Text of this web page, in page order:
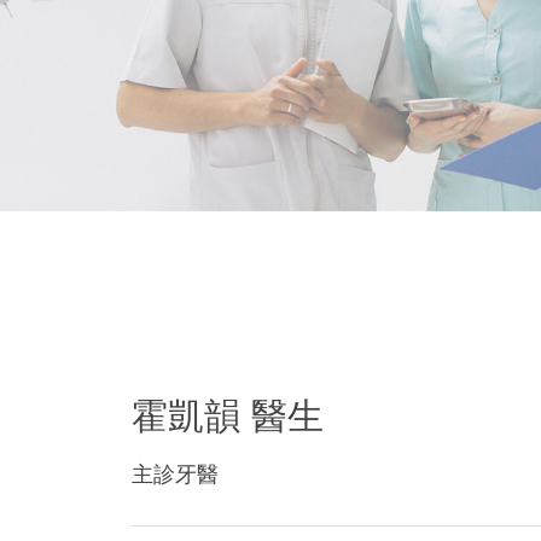
霍凱韻 醫生
主診牙醫